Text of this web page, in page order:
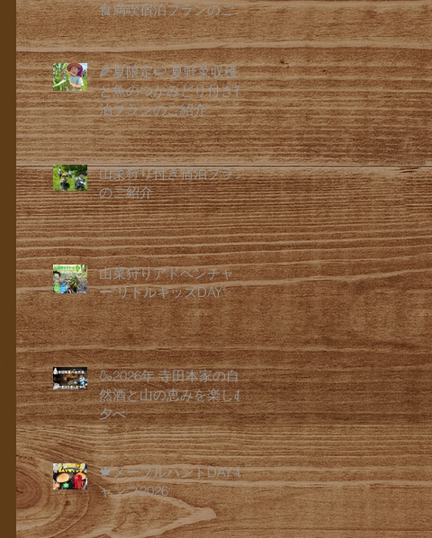
食満喫宿泊プランのご紹
介
🌽夏限定🍉 夏野菜収穫
と魚のつかみどり付き宿
泊プランのご紹介
山菜狩り付き宿泊プラン
のご紹介
山菜狩りアドベンチャ
ー"リトルキッズDAY"
🍶2026年 寺田本家の自
然酒と山の恵みを楽しむ
夕べ
🍁メープルハントDAYキ
ャンプ2026